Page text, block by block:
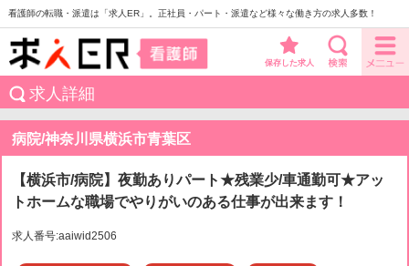
看護師の転職・派遣は「求人ER」。正社員・パート・派遣など様々な働き方の求人多数！
保存した求人
求人詳細
病院/神奈川県横浜市青葉区
【横浜市/病院】夜勤ありパート★残業少/車通勤可★アッ
トホームな職場でやりがいのある仕事が出来ます！
求人番号:aaiwid2506